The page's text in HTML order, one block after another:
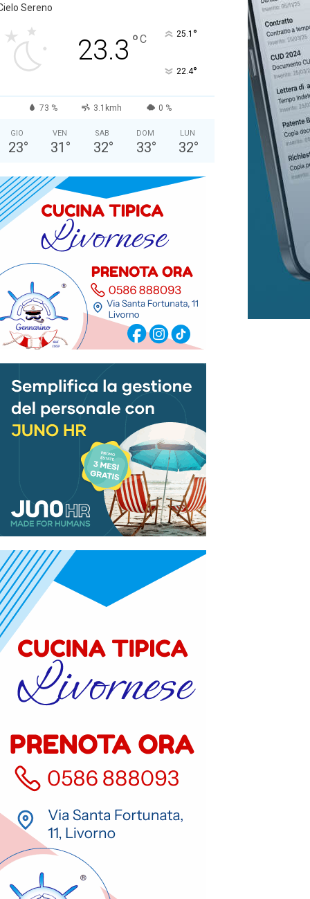
Sereno
23.3 °C 25.1 °
22.4°
73 % 3.1kmh 0 %
GIO
23°
VEN
31 °
SAB
32°
DOM
33°
LUN
32°